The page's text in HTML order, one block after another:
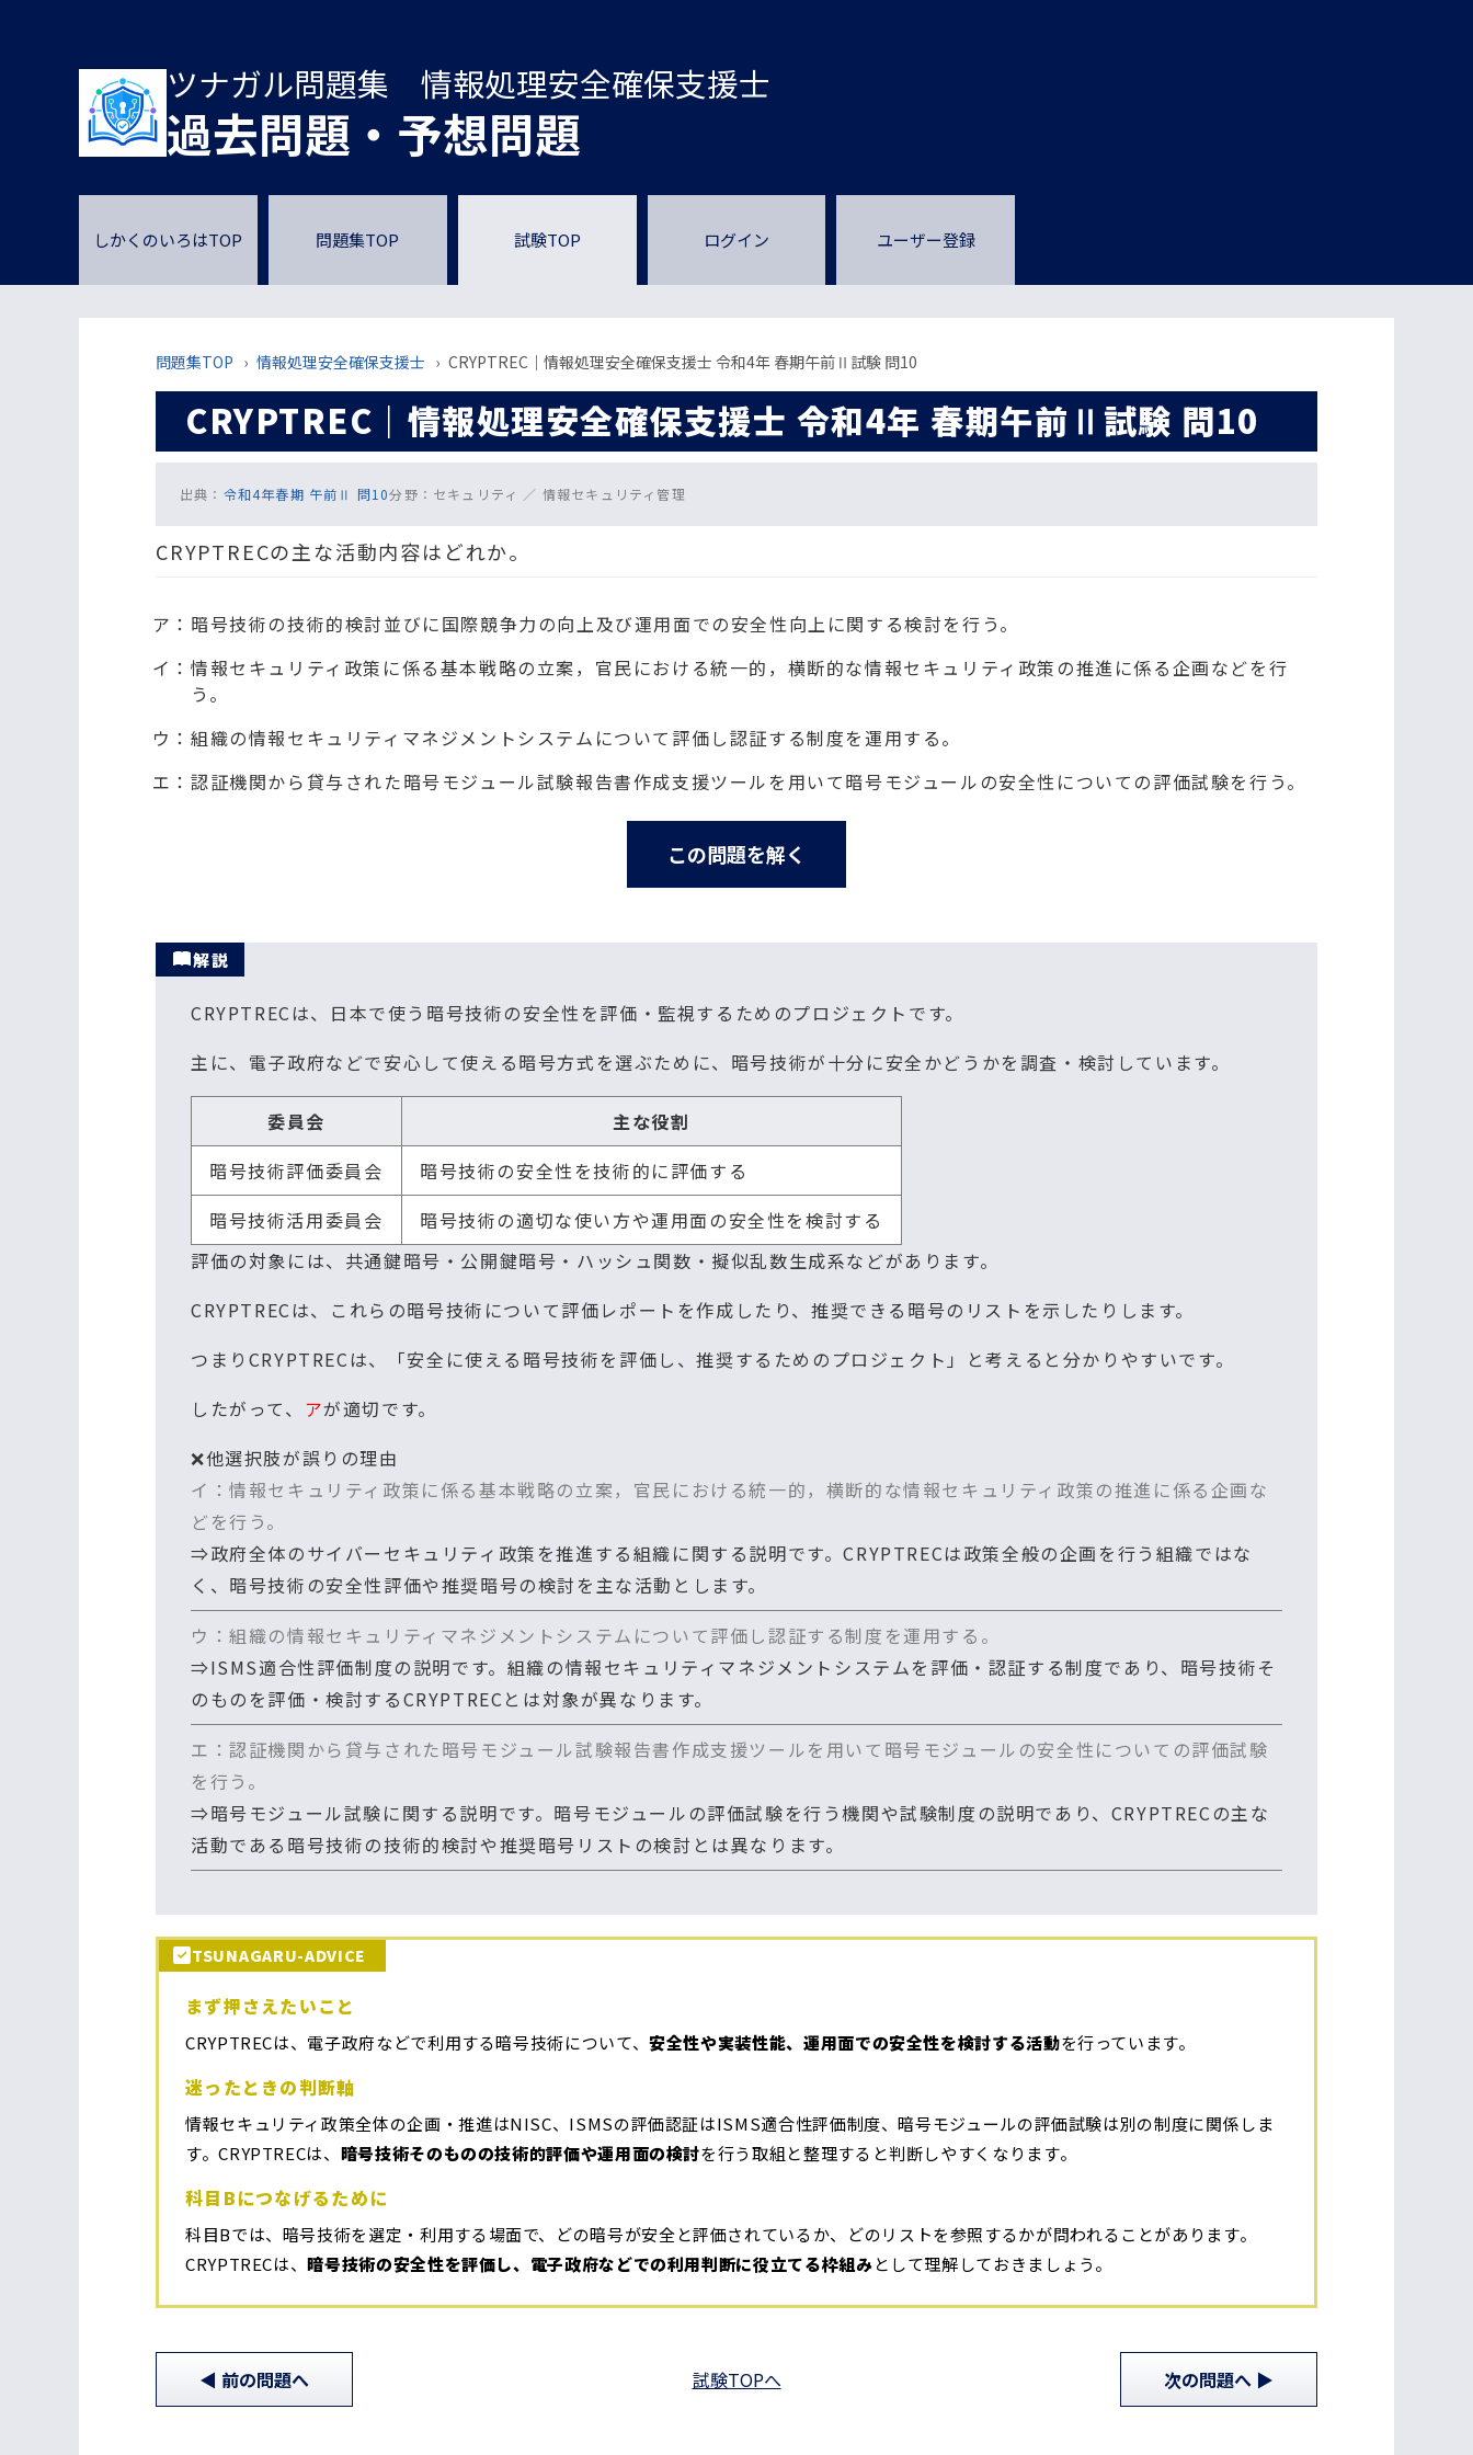
ツナガル問題集 情報処理安全確保支援士
過去問題・予想問題
しかくのいろはTOP 問題集TOP 試験TOP ログイン ユーザー登録
問題集TOP › 情報処理安全確保支援士 › CRYPTREC｜情報処理安全確保支援士 令和4年 春期午前Ⅱ試験 問10
CRYPTREC｜情報処理安全確保支援士 令和4年 春期午前Ⅱ試験 問10
出典： 令和4年春期 午前Ⅱ 問10分野： セキュリティ ／ 情報セキュリティ管理
CRYPTRECの主な活動内容はどれか。
ア：暗号技術の技術的検討並びに国際競争力の向上及び運用面での安全性向上に関する検討を行う。
イ：情報セキュリティ政策に係る基本戦略の立案，官民における統一的，横断的な情報セキュリティ政策の推進に係る企画などを行
う。
ウ：組織の情報セキュリティマネジメントシステムについて評価し認証する制度を運用する。
エ：認証機関から貸与された暗号モジュール試験報告書作成支援ツールを用いて暗号モジュールの安全性についての評価試験を行う。
この問題を解く
解説
CRYPTRECは、日本で使う暗号技術の安全性を評価・監視するためのプロジェクトです。
主に、電子政府などで安心して使える暗号方式を選ぶために、暗号技術が十分に安全かどうかを調査・検討しています。
委員会
主な役割
暗号技術評価委員会
暗号技術の安全性を技術的に評価する
暗号技術活用委員会
暗号技術の適切な使い方や運用面の安全性を検討する
評価の対象には、共通鍵暗号・公開鍵暗号・ハッシュ関数・擬似乱数生成系などがあります。
CRYPTRECは、これらの暗号技術について評価レポートを作成したり、推奨できる暗号のリストを示したりします。
つまりCRYPTRECは、「安全に使える暗号技術を評価し、推奨するためのプロジェクト」と考えると分かりやすいです。
したがって、 アが適切です。
❌他選択肢が誤りの理由
イ：情報セキュリティ政策に係る基本戦略の立案，官民における統一的，横断的な情報セキュリティ政策の推進に係る企画な
どを行う。
⇒政府全体のサイバーセキュリティ政策を推進する組織に関する説明です。CRYPTRECは政策全般の企画を行う組織ではな
く、暗号技術の安全性評価や推奨暗号の検討を主な活動とします。
ウ：組織の情報セキュリティマネジメントシステムについて評価し認証する制度を運用する。
⇒ISMS適合性評価制度の説明です。組織の情報セキュリティマネジメントシステムを評価・認証する制度であり、暗号技術そ
のものを評価・検討するCRYPTRECとは対象が異なります。
エ：認証機関から貸与された暗号モジュール試験報告書作成支援ツールを用いて暗号モジュールの安全性についての評価試験
を行う。
⇒暗号モジュール試験に関する説明です。暗号モジュールの評価試験を行う機関や試験制度の説明であり、CRYPTRECの主な
活動である暗号技術の技術的検討や推奨暗号リストの検討とは異なります。
TSUNAGARU-ADVICE
まず押さえたいこと
CRYPTRECは、電子政府などで利用する暗号技術について、安全性や実装性能、運用面での安全性を検討する活動を行っています。
迷ったときの判断軸
情報セキュリティ政策全体の企画・推進はNISC、ISMSの評価認証はISMS適合性評価制度、暗号モジュールの評価試験は別の制度に関係しま
す。CRYPTRECは、 暗号技術そのものの技術的評価や運用面の検討を行う取組と整理すると判断しやすくなります。
科目Bにつなげるために
科目Bでは、暗号技術を選定・利用する場面で、どの暗号が安全と評価されているか、どのリストを参照するかが問われることがあります。
CRYPTRECは、暗号技術の安全性を評価し、電子政府などでの利用判断に役立てる枠組みとして理解しておきましょう。
前の問題へ 試験TOPへ 次の問題へ